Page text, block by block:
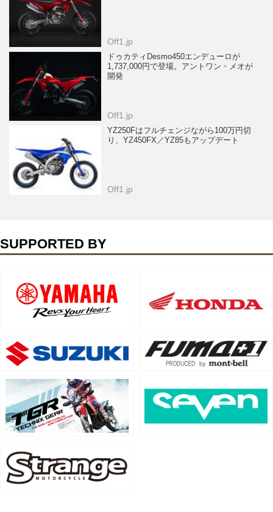
Off1.jp
ドゥカティDesmo450エンデューロが
1,737,000円で登場。アントワン・メオが
開発
Off1.jp
YZ250Fはフルチェンジながら100万円切
り、YZ450FX／YZ85もアップデート
Off1.jp
SUPPORTED BY